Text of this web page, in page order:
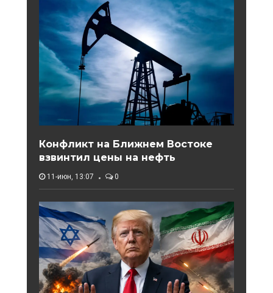
Конфликт на Ближнем Востоке
взвинтил цены на нефть
11-июн, 13:07 0